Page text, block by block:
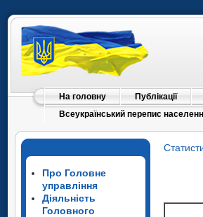
На головну Публікації
Всеукраїнський перепис
Про Головне
управління
Діяльність
Головного